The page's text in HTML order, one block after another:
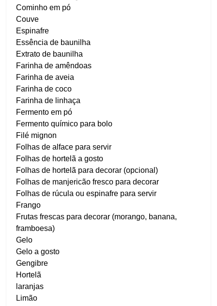
Cominho em pó
Couve
Espinafre
Essência de baunilha
Extrato de baunilha
Farinha de amêndoas
Farinha de aveia
Farinha de coco
Farinha de linhaça
Fermento em pó
Fermento químico para bolo
Filé mignon
Folhas de alface para servir
Folhas de hortelã a gosto
Folhas de hortelã para decorar (opcional)
Folhas de manjericão fresco para decorar
Folhas de rúcula ou espinafre para servir
Frango
Frutas frescas para decorar (morango, banana,
framboesa)
Gelo
Gelo a gosto
Gengibre
Hortelã
laranjas
Limão